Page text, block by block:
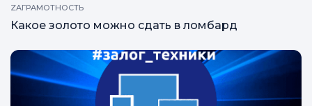
ZAГРАМОТНОСТЬ
Какое золото можно сдать в ломбард